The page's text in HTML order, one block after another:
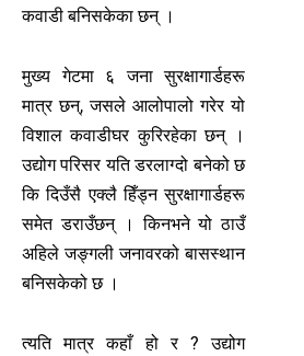
कवाडी बनिसकेका छन् ।
मुख्य गेटमा ६ जना सुरक्षागार्डहरू
मात्र छन्, जसले आलोपालो गरेर यो
विशाल कवाडीघर कुरिरहेका छन् ।
उद्योग परिसर यति डरलाग्दो बनेको छ
कि दिउँसै एक्लै हिँड्न सुरक्षागार्डहरू
समेत डराउँछन् । किनभने यो ठाउँ
अहिले जङ्गली जनावरको बासस्थान
बनिसकेको छ ।
त्यति मात्र कहाँ हो र ? उद्योग